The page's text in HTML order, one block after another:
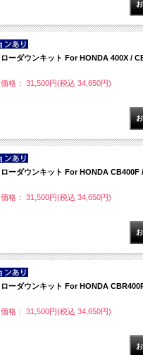
ローダウンキット For HONDA 400X /
価格： 31,500円(税込 34,650円)
ローダウンキット For HONDA CB400F
価格： 31,500円(税込 34,650円)
ローダウンキット For HONDA
価格： 31,500円(税込 34,650円)